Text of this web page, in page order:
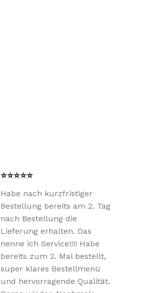
⭐⭐⭐⭐⭐
Habe nach kurzfristiger
Bestellung bereits am 2. Tag
nach Bestellung die
Lieferung erhalten. Das
nenne ich Service!!!! Habe
bereits zum 2. Mal bestellt,
super klares Bestellmenü
und hervorragende Qualität.